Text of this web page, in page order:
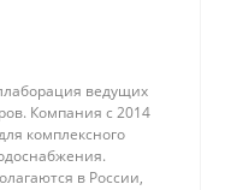
ведущих
Компания с 2014
комплексного
в России,